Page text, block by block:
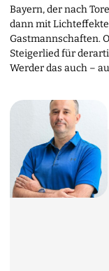
Bayern, der nach
dann mit
Gastmannschaften.
Steigerlied für
Werder das auch –